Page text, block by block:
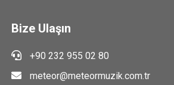
Bize Ulaşın
+90 232 955 02 80
meteor@meteormuzik.com.tr